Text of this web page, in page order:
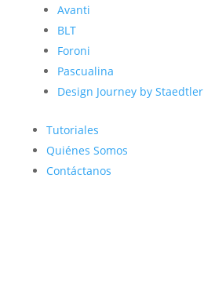
Avanti
BLT
Foroni
Pascualina
Design Journey by Staedtler
Tutoriales
Quiénes Somos
Contáctanos